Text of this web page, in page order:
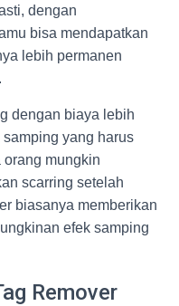
dengan
bisa mendapatkan
lebih permanen
dengan biaya lebih
yang harus
mungkin
scarring setelah
biasanya memberikan
efek samping
Remover